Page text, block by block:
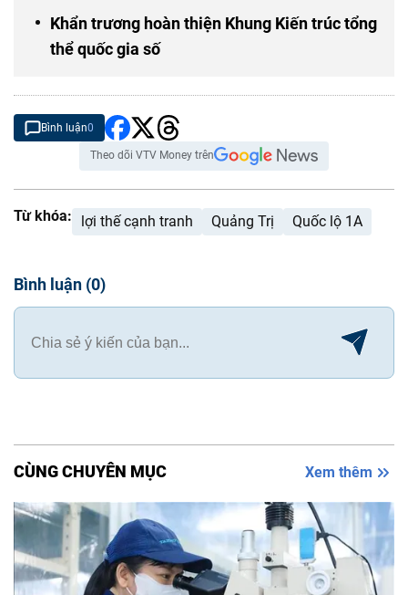
Khẩn trương hoàn thiện Khung Kiến trúc tổng
thể quốc gia số
Bình luận0
Theo dõi VTV Money trên
Từ khóa: lợi thế cạnh tranh Quảng Trị Quốc lộ 1A
Bình luận (0)
CÙNG CHUYÊN MỤC Xem thêm